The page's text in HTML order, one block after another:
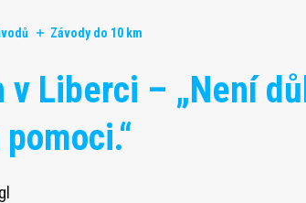
Závody do 10 km
v Liberci – „Není